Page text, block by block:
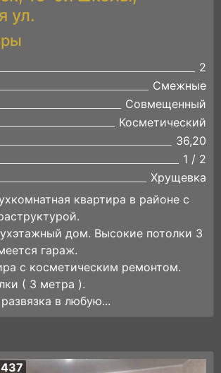
ул.
2
Смежные
Совмещенный
Косметический
36,20
1 / 2
Хрущевка
квартира в районе с
дом. Высокие потолки 3
гараж.
с косметическим ремонтом.
( 3 метра ).
в любую...